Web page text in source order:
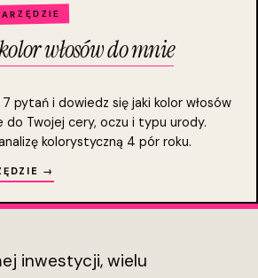
włosów do mnie
pytań i dowiedz się jaki kolor włosów
do Twojej cery, oczu i typu urody.
kolorystyczną 4 pór roku.
→
inwestycji, wielu